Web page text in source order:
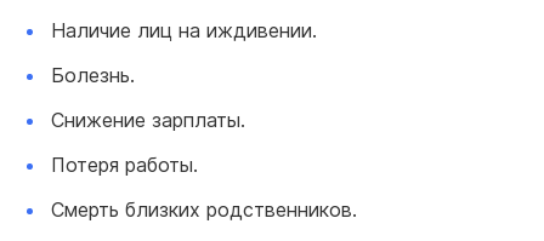
Наличие лиц на иждивении.
Болезнь.
Снижение зарплаты.
Потеря работы.
Смерть близких родственников.